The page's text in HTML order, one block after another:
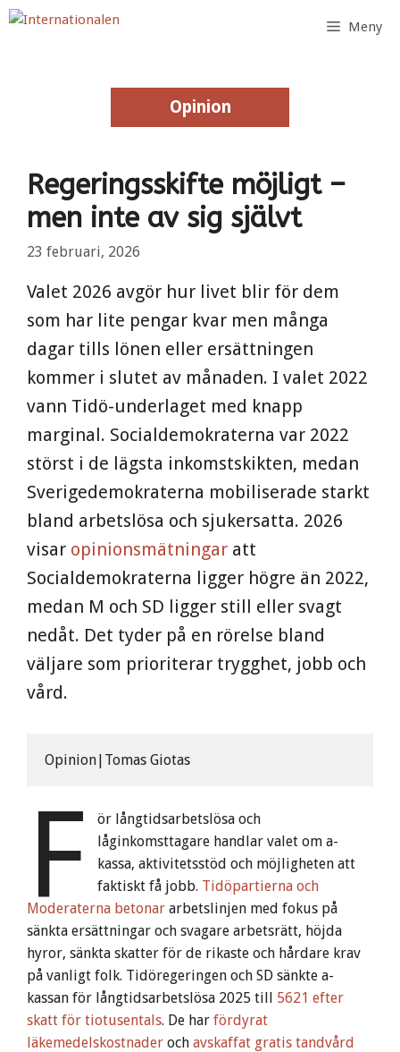
Hoppa
Meny
Opinion
Opinion
Regeringsskifte möjligt –
men inte av sig självt
23 februari, 2026
Valet 2026 avgör hur livet blir för dem
som har lite pengar kvar men många
dagar tills lönen eller ersättningen
kommer i slutet av månaden. I valet 2022
vann Tidö-underlaget med knapp
marginal. Socialdemokraterna var 2022
störst i de lägsta inkomstskikten, medan
Sverigedemokraterna mobiliserade starkt
bland arbetslösa och sjukersatta. 2026
visar opinionsmätningar att
Socialdemokraterna ligger högre än 2022,
medan M och SD ligger still eller svagt
nedåt. Det tyder på en rörelse bland
väljare som prioriterar trygghet, jobb och
vård.
Opinion|Tomas Giotas
F
ör långtidsarbetslösa och
låginkomsttagare handlar valet om a-
kassa, aktivitetsstöd och möjligheten att
faktiskt få jobb. Tidöpartierna och
Moderaterna betonar arbetslinjen med fokus på
sänkta ersättningar och svagare arbetsrätt, höjda
hyror, sänkta skatter för de rikaste och hårdare krav
på vanligt folk. Tidöregeringen och SD sänkte a-
kassan för långtidsarbetslösa 2025 till 5621 efter
skatt för tiotusentals. De har fördyrat
läkemedelskostnader och avskaffat gratis tandvård